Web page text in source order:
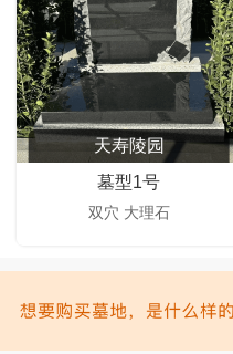
天寿陵园
墓型1号
双穴 大理石